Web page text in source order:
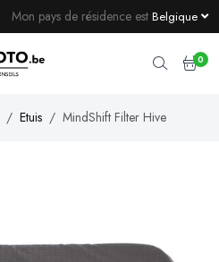
Mon pays de résidence est Belgique
0
Etuis MindShift Filter Hive